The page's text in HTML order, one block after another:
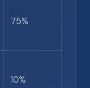
75%
10%